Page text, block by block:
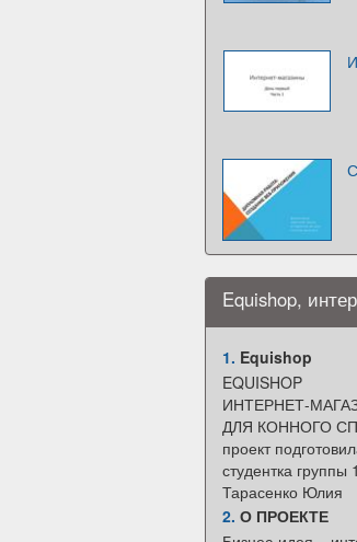
Equishop,
1. Equishop
EQUISHOP
ИНТЕРНЕТ-
ДЛЯ КОННОГО
проект
студентка группы
Тарасенко Юлия
2. О ПРОЕКТЕ